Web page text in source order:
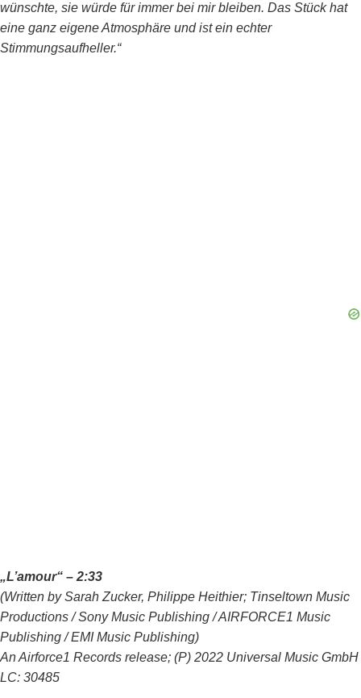
wünschte, sie würde für immer bei mir bleiben. Das Stück hat
eine ganz eigene Atmosphäre und ist ein echter
Stimmungsaufheller.“
„L’amour“ – 2:33
(Written by Sarah Zucker, Philippe Heithier; Tinseltown Music
Productions / Sony Music Publishing / AIRFORCE1 Music
Publishing / EMI Music Publishing)
An Airforce1 Records release; (P) 2022 Universal Music GmbH
LC: 30485